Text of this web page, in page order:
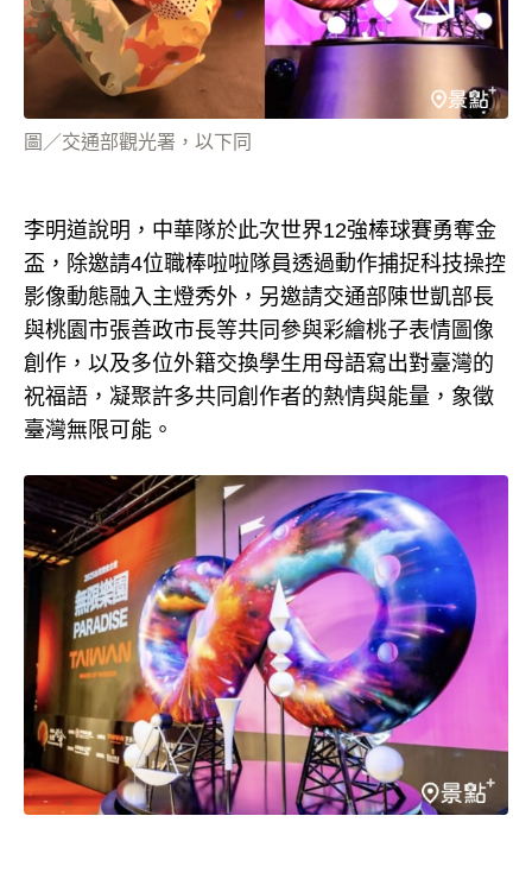
圖／交通部觀光署，以下同
李明道說明，中華隊於此次世界12強棒球賽勇奪金
盃，除邀請4位職棒啦啦隊員透過動作捕捉科技操控
影像動態融入主燈秀外，另邀請交通部陳世凱部長
與桃園市張善政市長等共同參與彩繪桃子表情圖像
創作，以及多位外籍交換學生用母語寫出對臺灣的
祝福語，凝聚許多共同創作者的熱情與能量，象徵
臺灣無限可能。